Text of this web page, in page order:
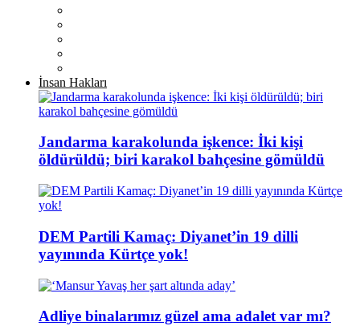
İnsan Hakları
Jandarma karakolunda işkence: İki kişi
öldürüldü; biri karakol bahçesine gömüldü
DEM Partili Kamaç: Diyanet’in 19 dilli
yayınında Kürtçe yok!
Adliye binalarımız güzel ama adalet var mı?